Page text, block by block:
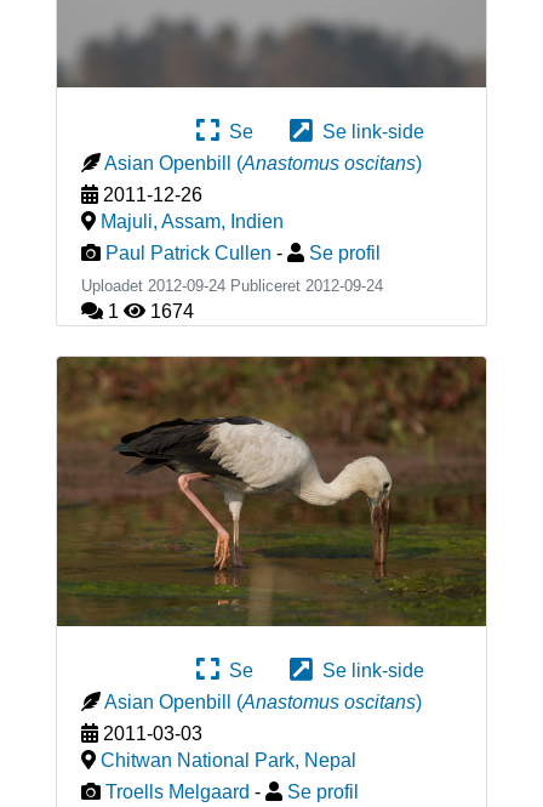
Se
Se link-side
Asian Openbill
(Anastomus oscitans)
2011-12-26
Majuli, Assam, Indien
Paul Patrick Cullen - Se profil
Uploadet 2012-09-24 Publiceret 2012-09-24
1 1674
Se
Se link-side
Asian Openbill
(Anastomus oscitans)
2011-03-03
Chitwan National Park, Nepal
Troells Melgaard - Se profil